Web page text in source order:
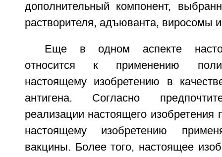
дополнительный компонент,
растворителя, адъюванта, виросомы и
Еще в одном аспекте
относится к применению
настоящему изобретению в
антигена. Согласно
реализации настоящего изобретения
настоящему изобретению
вакцины. Более того, настоящее